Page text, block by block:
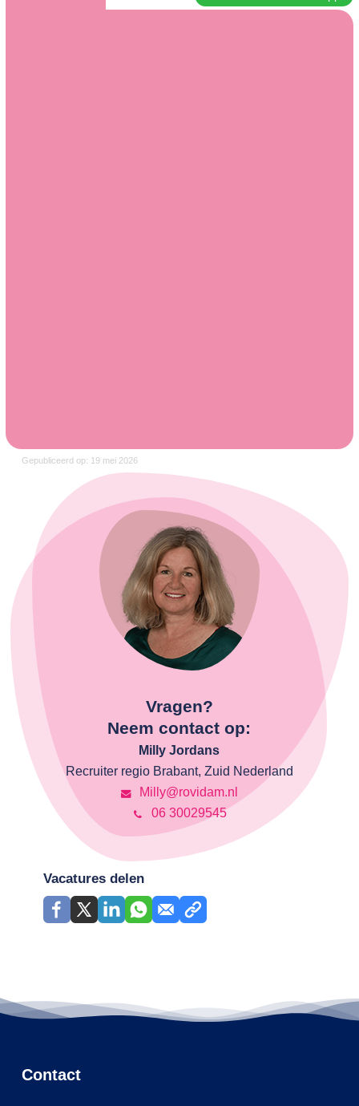
Gepubliceerd op: 19 mei 2026
Vragen?
Neem contact op:
Milly Jordans
Recruiter regio Brabant, Zuid Nederland
Milly@rovidam.nl
06 30029545
Vacatures delen
Contact